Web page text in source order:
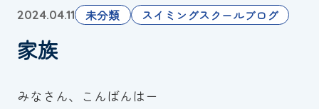
団体会員募集
2024.04.11 未分類 スイミングスクールブログ
家族
みなさん、こんばんはー